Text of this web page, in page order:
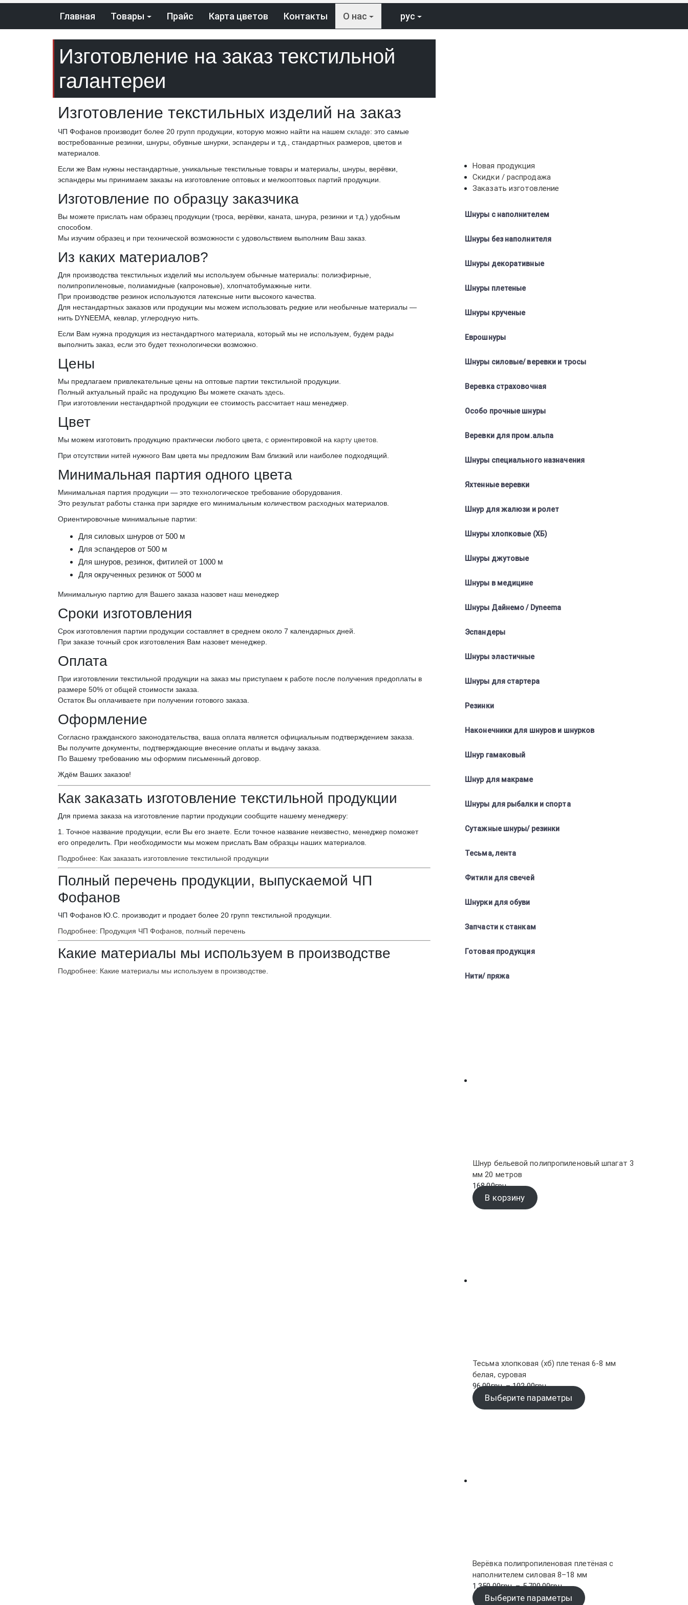
Главная Товары Прайс Карта цветов Контакты О нас рус
Изготовление на заказ текстильной
галантереи
Изготовление текстильных изделий на заказ
ЧП Фофанов производит более 20 групп продукции, которую можно найти на нашем складе: это самые
востребованные резинки, шнуры, обувные шнурки, эспандеры и т.д., стандартных размеров, цветов и
материалов.
Если же Вам нужны нестандартные, уникальные текстильные товары и материалы, шнуры, верёвки,
эспандеры мы принимаем заказы на изготовление оптовых и мелкооптовых партий продукции.
Изготовление по образцу заказчика
Вы можете прислать нам образец продукции (троса, верёвки, каната, шнура, резинки и т.д.) удобным
способом.
Мы изучим образец и при технической возможности с удовольствием выполним Ваш заказ.
Из каких материалов?
Для производства текстильных изделий мы используем обычные материалы: полиэфирные,
полипропиленовые, полиамидные (капроновые), хлопчатобумажные нити.
При производстве резинок используются латексные нити высокого качества.
Для нестандартных заказов или продукции мы можем использовать редкие или необычные материалы —
нить DYNEEMA, кевлар, углеродную нить.
Если Вам нужна продукция из нестандартного материала, который мы не используем, будем рады
выполнить заказ, если это будет технологически возможно.
Цены
Мы предлагаем привлекательные цены на оптовые партии текстильной продукции.
Полный актуальный прайс на продукцию Вы можете скачать здесь
При изготовлении нестандартной продукции ее стоимость рассчитает наш менеджер.
Цвет
Мы можем изготовить продукцию практически любого цвета, с ориентировкой на карту цветов
При отсутствии нитей нужного Вам цвета мы предложим Вам близкий или наиболее подходящий.
Минимальная партия одного цвета
Минимальная партия продукции — это технологическое требование оборудования.
Это результат работы станка при зарядке его минимальным количеством расходных материалов.
Ориентировочные минимальные партии:
Для силовых шнуров от 500 м
Для эспандеров от 500 м
Для шнуров, резинок, фитилей от 1000 м
Для окрученных резинок от 5000 м
Минимальную партию для Вашего заказа назовет наш менеджер
Сроки изготовления
Срок изготовления партии продукции составляет в среднем около 7 календарных дней.
При заказе точный срок изготовления Вам назовет менеджер.
Оплата
При изготовлении текстильной продукции на заказ мы приступаем к работе после получения предоплаты в
размере 50% от общей стоимости заказа.
Остаток Вы оплачиваете при получении готового заказа.
Оформление
Согласно гражданского законодательства, ваша оплата является официальным подтверждением заказа.
Вы получите документы, подтверждающие внесение оплаты и выдачу заказа.
По Вашему требованию мы оформим письменный договор.
Ждём Ваших заказов!
Как заказать изготовление текстильной продукции
Для приема заказа на изготовление партии продукции сообщите нашему менеджеру:
1. Точное название продукции, если Вы его знаете. Если точное название неизвестно, менеджер поможет
его определить. При необходимости мы можем прислать Вам образцы наших материалов.
Подробнее: Как заказать изготовление текстильной продукции
Полный перечень продукции, выпускаемой ЧП
Фофанов
ЧП Фофанов Ю.С. производит и продает более 20 групп текстильной продукции.
Подробнее: Продукция ЧП Фофанов, полный перечень
Какие материалы мы используем в производстве
Подробнее: Какие материалы мы используем в производстве
Новая продукция
Скидки / распродажа
Заказать изготовление
Шнуры с наполнителем
Шнуры без наполнителя
Шнуры декоративные
Шнуры плетеные
Шнуры крученые
Еврошнуры
Шнуры силовые/ веревки и тросы
Веревка страховочная
Особо прочные шнуры
Веревки для пром.альпа
Шнуры специального назначения
Яхтенные веревки
Шнур для жалюзи и ролет
Шнуры хлопковые (ХБ)
Шнуры джутовые
Шнуры в медицине
Шнуры Дайнемо / Dyneema
Эспандеры
Шнуры эластичные
Шнуры для стартера
Резинки
Наконечники для шнуров и шнурков
Шнур гамаковый
Шнур для макраме
Шнуры для рыбалки и спорта
Сутажные шнуры/ резинки
Тесьма, лента
Фитили для свечей
Шнурки для обуви
Запчасти к станкам
Готовая продукция
Нити/ пряжа
Шнур бельевой полипропиленовый шпагат 3
мм 20 метров
168.00грн.
В корзину
Тесьма хлопковая (хб) плетеная 6-8 мм
белая, суровая
96.00грн. – 102.00грн.Диапазон
цен:
96.00грн.
Выберите параметры
Верёвка полипропиленовая плетёная с
наполнителем силовая 8–18 мм
1,350.00грн. – 5,700.00грн.Диапазон
цен:
Выберите параметры